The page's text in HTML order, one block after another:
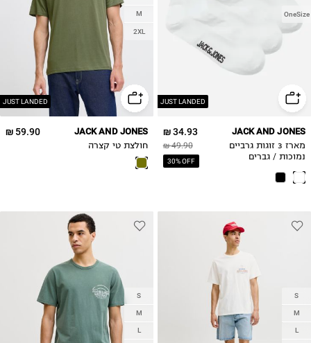
JUST LANDED
OneSize
34.93 ₪
49.90 ₪
30% OFF
JACK AND JONES
מארז 3 זוגות גרביים
נמוכות / גברים
JUST LANDED
M
2XL
59.90 ₪ JACK AND JONES
חולצת טי קצרה
S
M
L
S
M
L